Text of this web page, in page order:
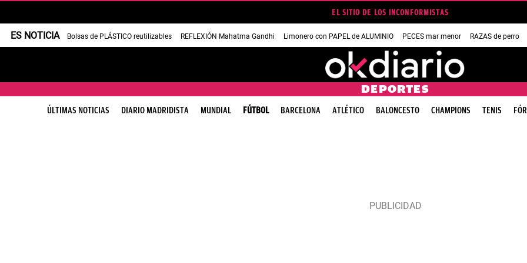
EL SITIO DE LOS INCONFORMISTAS
ES NOTICIA Bolsas de PLÁSTICO reutilizables REFLEXIÓN Mahatma Gandhi Limonero con PAPEL de ALUMINIO PECES mar menor RAZAS de perro
DEPORTES
ÚLTIMAS NOTICIAS DIARIO MADRIDISTA MUNDIAL FÚTBOL BARCELONA ATLÉTICO BALONCESTO CHAMPIONS TENIS